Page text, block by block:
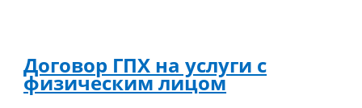
Договор ГПХ на услуги с
физическим лицом